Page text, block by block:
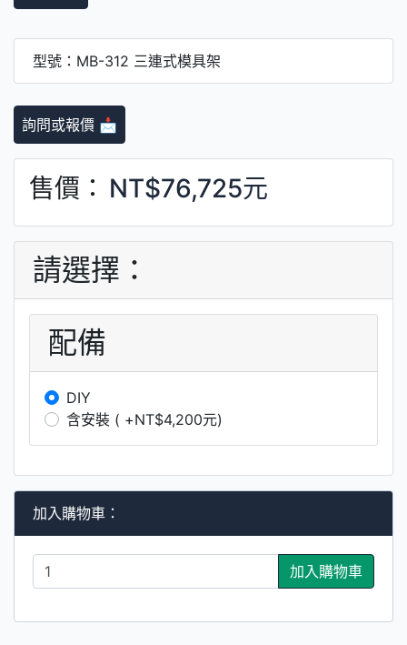
型號：MB-312 三連式模具架
詢問或報價 📩
售價： NT$76,725元
請選擇：
配備
DIY
含安裝 ( +NT$4,200元)
加入購物車：
加入購物車